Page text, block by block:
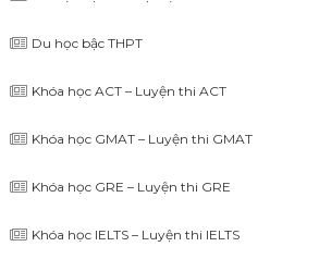
Du học bậc THPT
Khóa học ACT – Luyện thi ACT
Khóa học GMAT – Luyện thi GMAT
Khóa học GRE – Luyện thi GRE
Khóa học IELTS – Luyện thi IELTS